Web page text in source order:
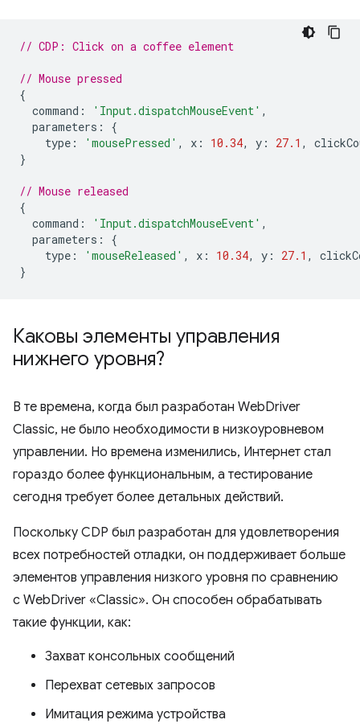
// CDP: Click on a coffee element
// Mouse pressed
{
command : 'Input.dispatchMouseEvent' ,
parameters :
{
type : 'mousePressed' , x : 10.34, y : 27.1 ,
}
// Mouse released
{
command : 'Input.dispatchMouseEvent' ,
parameters :
{
type : 'mouseReleased' , x : 10.34, y : 27.1 ,
}
Каковы элементы управления
нижнего уровня?
В те времена, когда был разработан WebDriver
Classic, не было необходимости в низкоуровневом
управлении. Но времена изменились, Интернет стал
гораздо более функциональным, а тестирование
сегодня требует более детальных действий.
Поскольку CDP был разработан для удовлетворения
всех потребностей отладки, он поддерживает больше
элементов управления низкого уровня по сравнению
с WebDriver «Classic». Он способен обрабатывать
такие функции, как:
Захват консольных сообщений
Перехват сетевых запросов
Имитация режима устройства